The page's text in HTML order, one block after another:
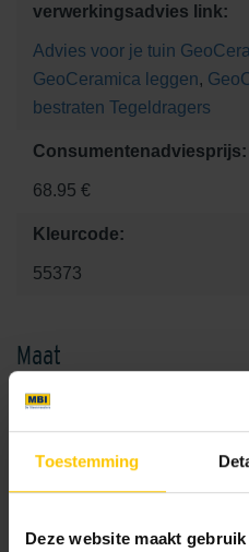
Toestemming
Deze website maakt
verwerkingsadvies link:
Advies voor je tuin
GeoCeramica leggen,
bestraten Tegeldragers
Consumentenadviesprijs:
68.95 €
Kleurcode:
55373
Maat
60 x 60 x 4
Kleur
Standaard kleuren